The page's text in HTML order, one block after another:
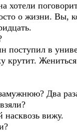
о жизни. Вы,
в
Два
вижу.